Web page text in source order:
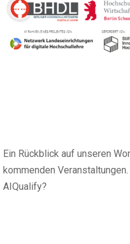
Ein Rückblick auf unseren
kommenden
AIQualify?